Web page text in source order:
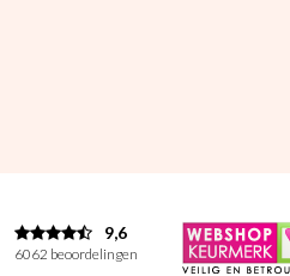
9,6
6062 beoordelingen